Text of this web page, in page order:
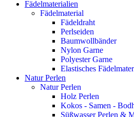
Fädelmaterialien
Fädelmaterial
Fädeldraht
Perlseiden
Baumwollbänder
Nylon Garne
Polyester Garne
Elastisches
Natur Perlen
Natur Perlen
Holz Perlen
Kokos - Samen -
Süßwasser Perlen &